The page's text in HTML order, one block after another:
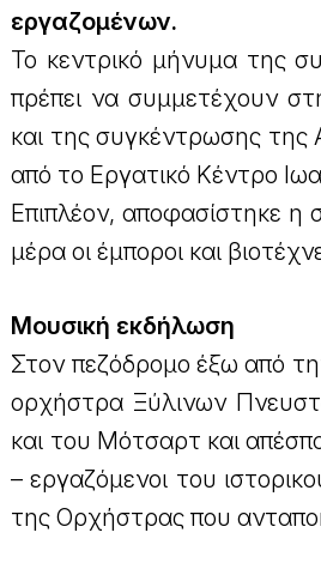
εργαζομένων.
Το κεντρικό μήνυμα της
πρέπει να συμμετέχουν
και της συγκέντρωσης της
από το Εργατικό Κέντρο
Επιπλέον, αποφασίστηκε η
μέρα οι έμποροι και
Μουσική εκδήλωση
Στον πεζόδρομο έξω από
ορχήστρα Ξύλινων
και του Μότσαρτ και
– εργαζόμενοι του
της Ορχήστρας που